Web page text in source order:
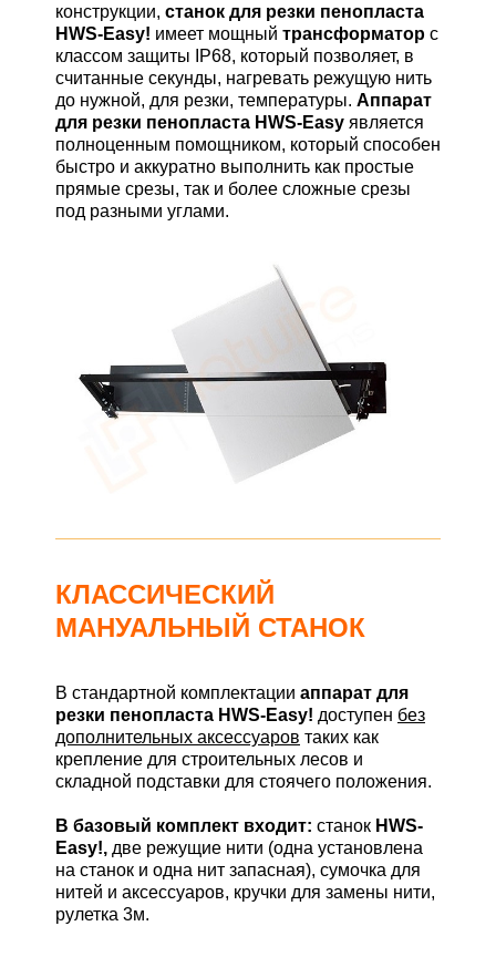
конструкции, станок для резки пенопласта
HWS-Easy! имеет мощный трансформатор с
классом защиты IP68, который позволяет, в
считанные секунды, нагревать режущую нить
до нужной, для резки, температуры. Аппарат
для резки пенопласта HWS-Easy является
полноценным помощником, который способен
быстро и аккуратно выполнить как простые
прямые срезы, так и более сложные срезы
под разными углами.
КЛАССИЧЕСКИЙ
МАНУАЛЬНЫЙ СТАНОК
В стандартной комплектации аппарат для
резки пенопласта HWS-Easy! доступен без
дополнительных аксессуаров таких как
крепление для строительных лесов и
складной подставки для стоячего положения.
В базовый комплект входит: станок HWS-
Easy!, две режущие нити (одна установлена
на станок и одна нит запасная), сумочка для
нитей и аксессуаров, кручки для замены нити,
рулетка 3м.